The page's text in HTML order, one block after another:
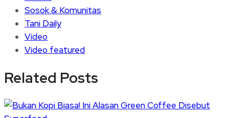
Sosok & Komunitas
Tani Daily
Video
Video featured
Related Posts